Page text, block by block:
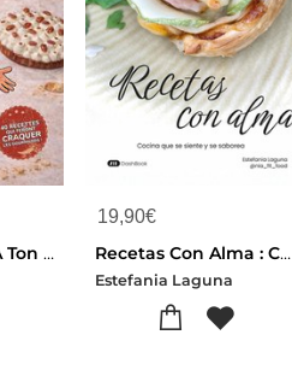
De Dunkerque A Ton Four : 40 Recettes Patissieres Simples Et Joyeuses Qui Feront Craquer Les Gourmands !
19,90€
Recetas Con Alma : Cocina Que Se Siente Y Se Saborea
Estefania Laguna